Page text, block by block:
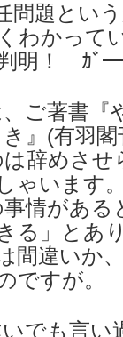
問題とい
わかって
判明！ ｶﾞ
ご著書『
』(有羽
辞めさ
ゃいます
情がある
る」とあ
間違いか
ですが。
でも言い